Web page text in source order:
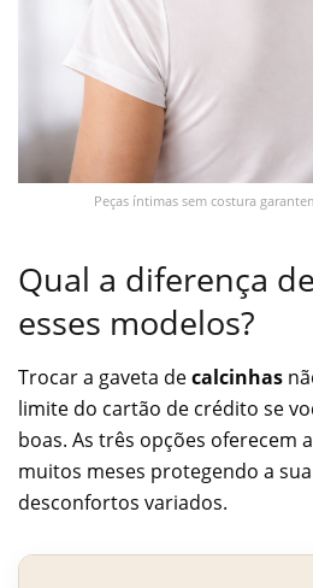
Peças íntimas sem costura
Qual a diferença
esses modelos?
Trocar a gaveta decalcinhas
limite do cartão de crédito se
boas. As três opções oferecem
muitos meses protegendo a
desconfortos variados.